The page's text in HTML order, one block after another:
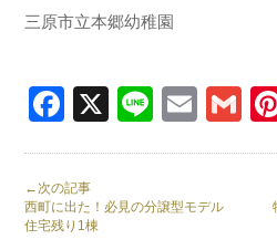
三原市立本郷幼稚園
Facebook
X Line
←次の記事
西町に出た！必見の分譲型モデル
住宅残り1棟